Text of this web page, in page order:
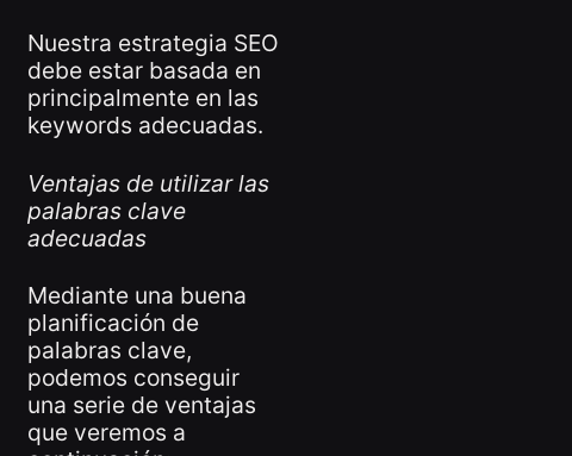
Nuestra estrategia SEO
debe estar basada en
principalmente en las
keywords adecuadas.
Ventajas de utilizar las
palabras clave
adecuadas
Mediante una buena
planificación de
palabras clave,
podemos conseguir
una serie de ventajas
que veremos a